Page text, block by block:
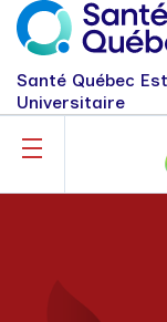
Santé Québec
Universitaire